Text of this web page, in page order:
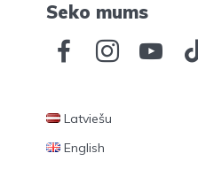
Seko mums
Latviešu
English